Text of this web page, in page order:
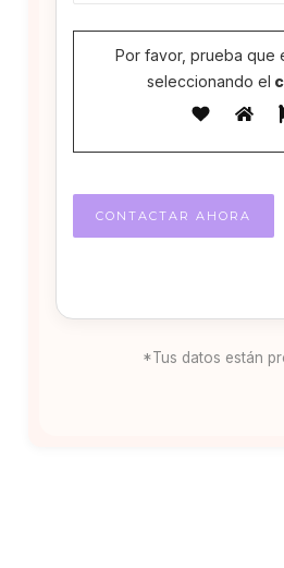
Por favor, prueba que
seleccionando el
*Tus datos están